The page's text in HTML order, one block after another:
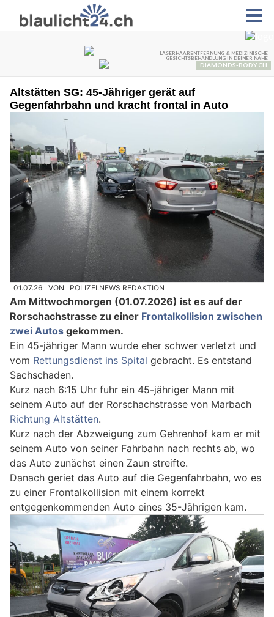
Altstätten SG: 45-Jähriger gerät auf
Gegenfahrbahn und kracht frontal in Auto
01.07.26 VON POLIZEI.NEWS REDAKTION
Am Mittwochmorgen (01.07.2026) ist es auf der
Rorschachstrasse zu einer Frontalkollision zwischen
zwei Autos gekommen.
Ein 45-jähriger Mann wurde eher schwer verletzt und
vom Rettungsdienst ins Spital gebracht. Es entstand
Sachschaden.
Kurz nach 6:15 Uhr fuhr ein 45-jähriger Mann mit
seinem Auto auf der Rorschachstrasse von Marbach
Richtung Altstätten.
Kurz nach der Abzweigung zum Gehrenhof kam er mit
seinem Auto von seiner Fahrbahn nach rechts ab, wo
das Auto zunächst einen Zaun streifte.
Danach geriet das Auto auf die Gegenfahrbahn, wo es
zu einer Frontalkollision mit einem korrekt
entgegenkommenden Auto eines 35-Jährigen kam.